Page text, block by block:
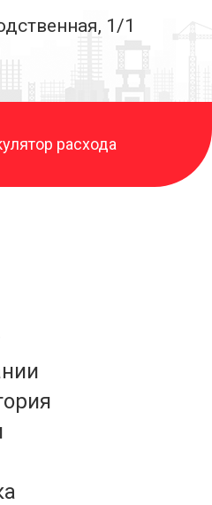
1/1
расхода